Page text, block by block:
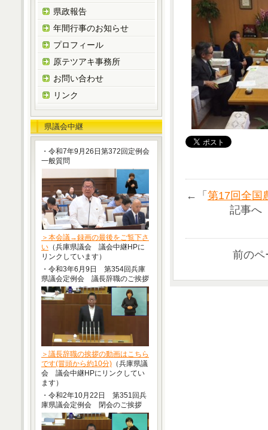
←「 第17回全国
記事へ
前のペ
県政報告
年間行事のお知らせ
プロフィール
原テツアキ事務所
お問い合わせ
リンク
県議会中継
・令和7年9月26日第372回定例会
一般質問
＞本会議→録画の最後をご覧下さ
い （兵庫県議会 議会中継HPに
リンクしています）
・令和3年6月9日 第354回兵庫
県議会定例会 議長辞職のご挨拶
＞議長辞職の挨拶の動画はこちら
です(冒頭から約10分) （兵庫県議
会 議会中継HPにリンクしてい
ます）
・令和2年10月22日 第351回兵
庫県議会定例会 閉会のご挨拶